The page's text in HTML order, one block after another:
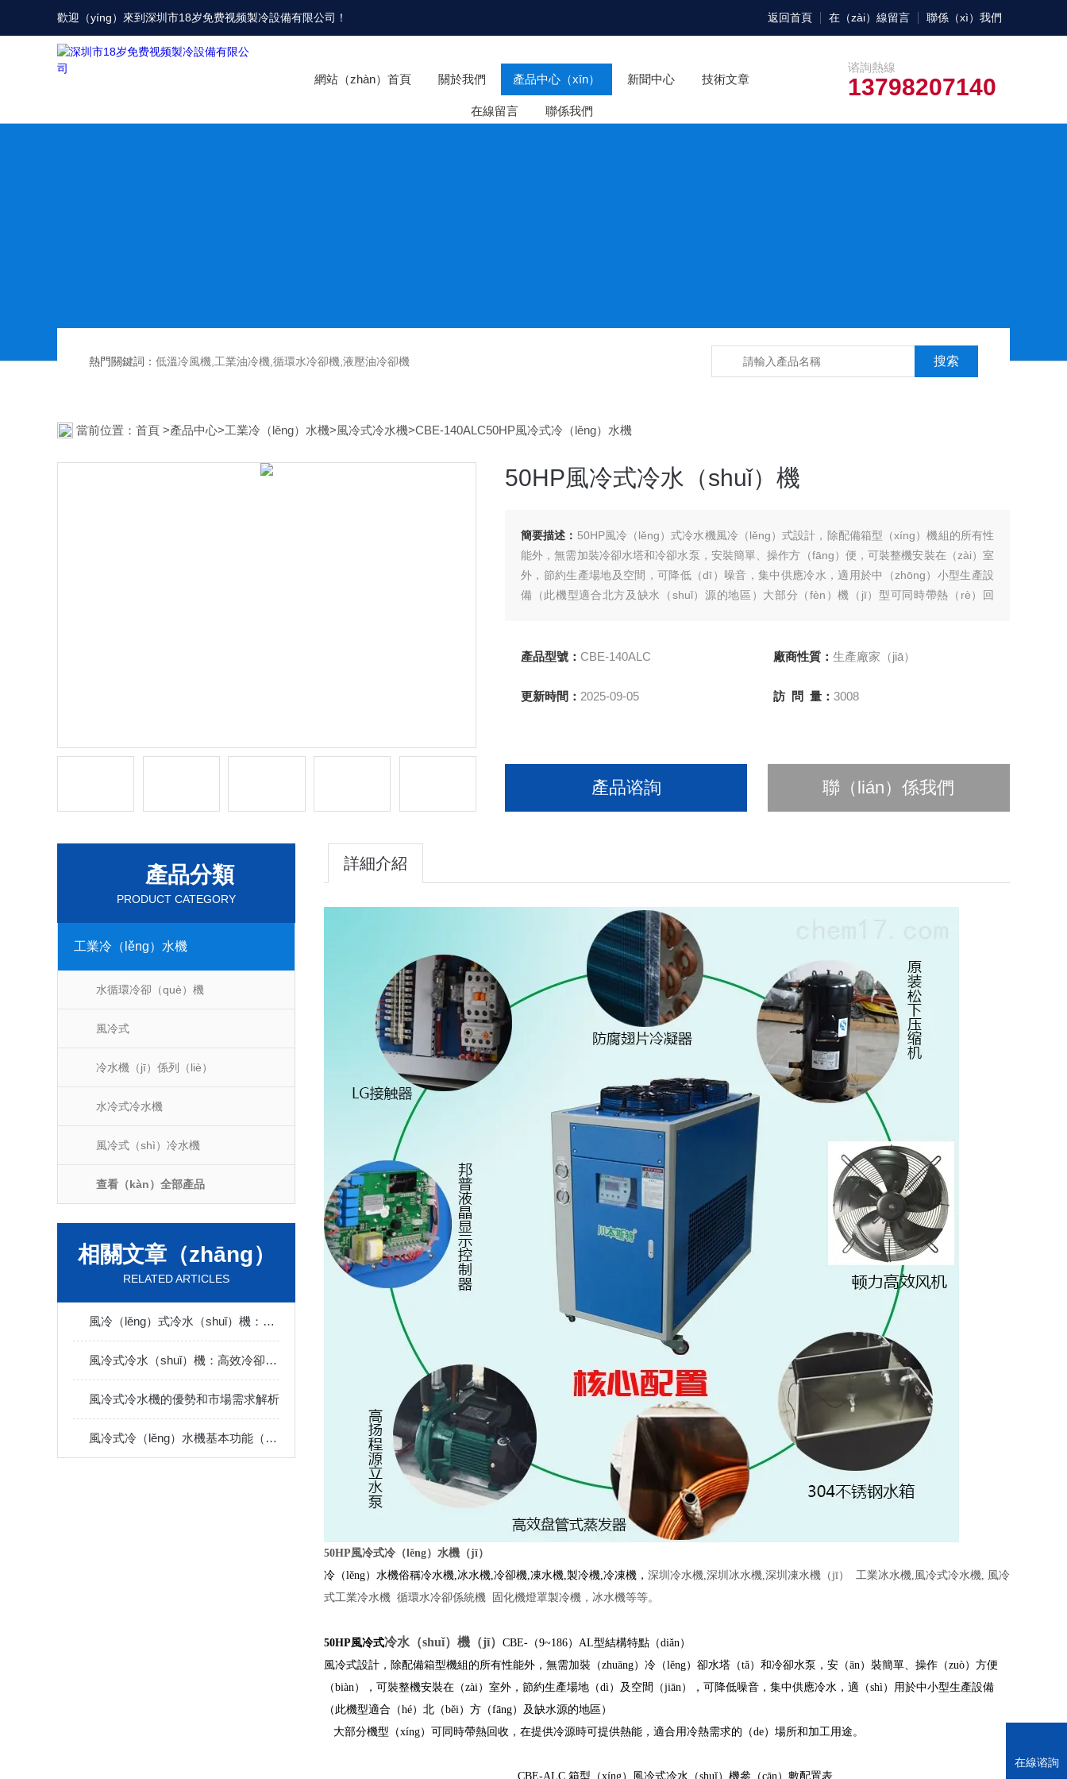
歡迎（yíng）來到深圳市18岁免费视频製冷設備有限公司 ！ 返回首頁 在（zài）線留言 聯係（xì）我們
谘詢熱線
13798207140
網站（zhàn）首頁 關於我們 產品中心（xīn） 新聞中心 技術文章
在線留言 聯係我們
熱門關鍵詞： 低溫冷風機,工業油冷機,循環水冷卻機,液壓油冷卻機
當前位置： 首頁 >產品中心>工業冷（lěng）水機>風冷式冷水機>CBE-140ALC50HP風冷式冷（lěng）水機
50HP風冷式冷水（shuǐ）機
簡要描述： 50HP風冷（lěng）式冷水機風冷（lěng）式設計，除配備箱型（xíng）機組的所有性
能外，無需加裝冷卻水塔和冷卻水泵，安裝簡單、操作方（fāng）便，可裝整機安裝在（zài）室
外，節約生產場地及空間，可降低（dī）噪音，集中供應冷水，適用於中（zhōng）小型生產設
備（此機型適合北方及缺水（shuǐ）源的地區）大部分（fèn）機（jī）型可同時帶熱（rè）回
產品型號： CBE-140ALC 廠商性質： 生產廠家（jiā）
更新時間： 2025-09-05 訪 問 量： 3008
產品谘詢 聯（lián）係我們
產品分類
PRODUCT CATEGORY
工業冷（lěng）水機
水循環冷卻（què）機
風冷式
冷水機（jī）係列（liè）
水冷式冷水機
風冷式（shì）冷水機
查看（kàn）全部產品
相關文章（zhāng）
RELATED ARTICLES
風冷（lěng）式冷水（shuǐ）機：高效節能的工業（yè）冷卻解決方案
風冷式冷水（shuǐ）機：高效冷卻解決方案
風冷式冷水機的優勢和市場需求解析
風冷式冷（lěng）水機基本功能（néng）和（hé）使用注意事項
詳細介紹
50HP風冷式冷（lěng）水機（jī）
冷（lěng）水機俗稱冷水機,冰水機,冷卻機,凍水機,製冷機,冷凍機， 深圳冷水機,深圳冰水機,深圳凍水機（jī） 工業冰水機,風冷式冷水機, 風冷
式工業冷水機 循環水冷卻係統機 固化機燈罩製冷機，冰水機等等。
50HP風冷式冷水（shuǐ）機（jī） CBE- （9~186） AL型結構特點（diǎn）
風冷式設計，除配備箱型機組的所有性能外，無需加裝（zhuāng）冷（lěng）卻水塔（tǎ）和冷卻水泵，安（ān）裝簡單、操作（zuò）方便
（biàn），可裝整機安裝在（zài）室外，節約生產場地（dì）及空間（jiān），可降低噪音，集中供應冷水，適（shì）用於中小型生產設備
（此機型適合（hé）北（běi）方（fāng）及缺水源的地區）
大部分機型（xíng）可同時帶熱回收，在提供冷源時可提供熱能，適合用冷熱需求的（de）場所和加工用途。
CBE-ALC 箱型（xíng）風冷式冷水（shuǐ）機參（cān）數配置表
在線谘詢